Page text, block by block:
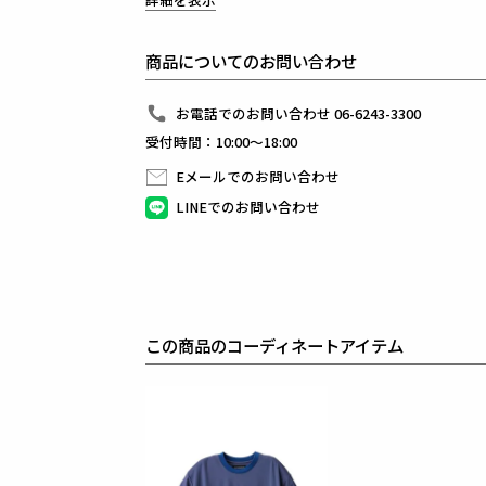
吸い込まれるほど滑らかな“極上の素肌感”が特徴。
深いブルーネイビーに鮮やかなグリーンを効かせたボ
スポーティで知的なアクセントを添える。
今シーズンより採用したNEW CREW NECKは、天幅と
首元に自然な余白と大人のリラックス感をもたらす新
さらに、デザイン性を損なわず収納力を確保するコン
ミニマルな面構えの中に、確かな機能性を隠し持つ。
“豊かな休日を過ごす大人のための、スポーティで洗
シルエット、素材、機能のすべてが進化した、新世代
商品についてのお問い合わせ
お電話でのお問い合わせ 06-6243-3300
受付時間：10:00～18:00
Eメールでのお問い合わせ
LINEでのお問い合わせ
この商品のコーディネートアイテム